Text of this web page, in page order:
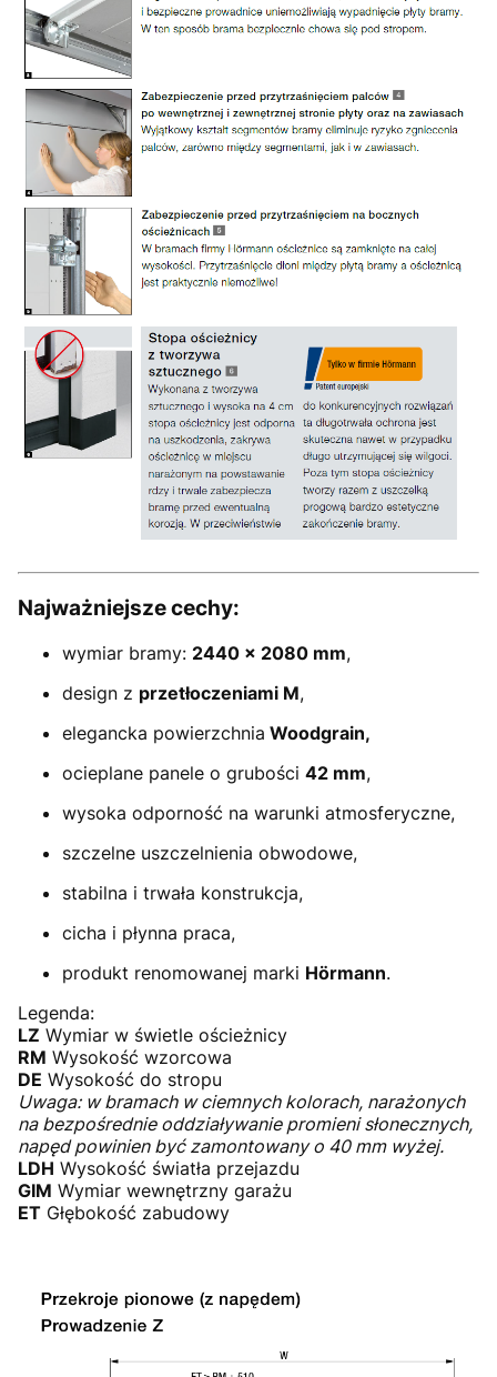
Najważniejsze cechy:
wymiar bramy: 2440 × 2080 mm,
design z przetłoczeniami M,
elegancka powierzchnia Woodgrain,
ocieplane panele o grubości 42 mm,
wysoka odporność na warunki atmosferyczne,
szczelne uszczelnienia obwodowe,
stabilna i trwała konstrukcja,
cicha i płynna praca,
produkt renomowanej marki Hörmann.
Legenda:
LZ Wymiar w świetle ościeżnicy
RM Wysokość wzorcowa
DE Wysokość do stropu
Uwaga: w bramach w ciemnych kolorach, narażonych
na bezpośrednie oddziaływanie promieni słonecznych,
napęd powinien być zamontowany o 40 mm wyżej.
LDH Wysokość światła przejazdu
GIM Wymiar wewnętrzny garażu
ET Głębokość zabudowy